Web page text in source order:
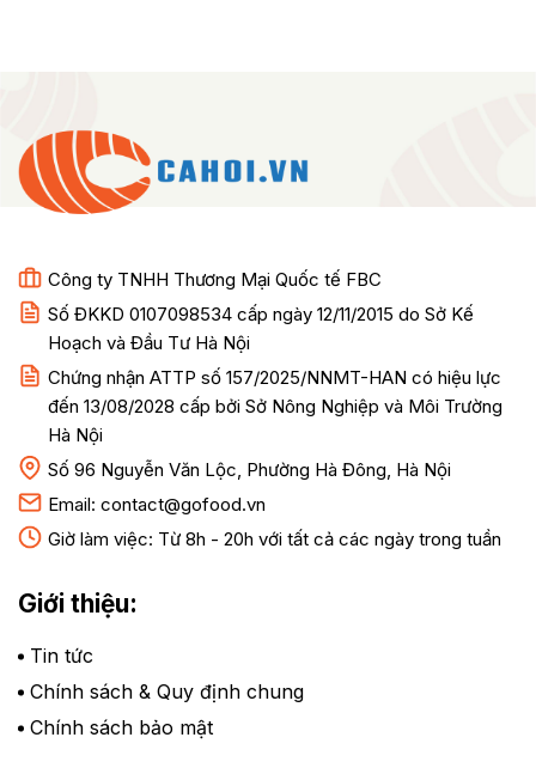
Công ty TNHH Thương Mại Quốc tế FBC
Số ĐKKD 0107098534 cấp ngày 12/11/2015 do Sở Kế
Hoạch và Đầu Tư Hà Nội
Chứng nhận ATTP số 157/2025/NNMT-HAN có hiệu lực
đến 13/08/2028 cấp bởi Sở Nông Nghiệp và Môi Trường
Hà Nội
Số 96 Nguyễn Văn Lộc, Phường Hà Đông, Hà Nội
Email: contact@gofood.vn
Giờ làm việc: Từ 8h - 20h với tất cả các ngày trong tuần
Giới thiệu:
Tin tức
Chính sách & Quy định chung
Chính sách bảo mật